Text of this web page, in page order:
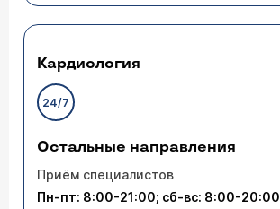
Кардиология
24/7
Остальные направления
Приём специалистов
Пн-пт: 8:00-21:00; сб-вс: 8:00-20:00